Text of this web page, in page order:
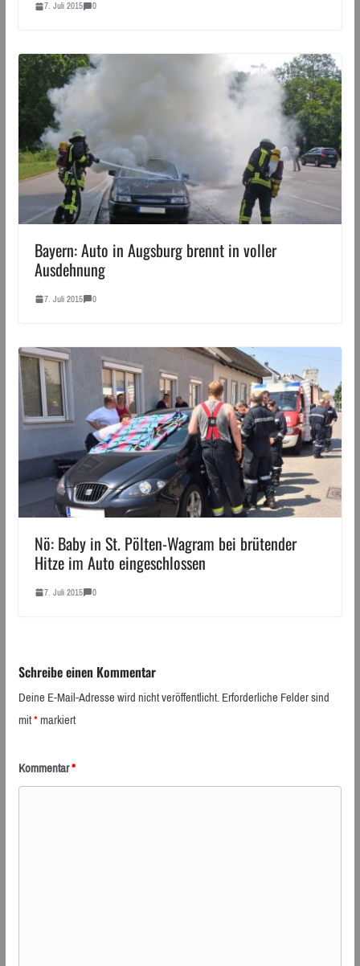
7. Juli 2015 0
Bayern: Auto in Augsburg brennt in voller
Ausdehnung
7. Juli 2015 0
Nö: Baby in St. Pölten-Wagram bei brütender
Hitze im Auto eingeschlossen
7. Juli 2015 0
Schreibe einen Kommentar
Deine E-Mail-Adresse wird nicht veröffentlicht.Erforderliche Felder sind
mit*markiert
Kommentar*